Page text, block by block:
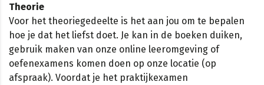
Theorie
Voor het theoriegedeelte is het aan jou om te bepalen
hoe je dat het liefst doet. Je kan in de boeken duiken,
gebruik maken van onze online leeromgeving of
oefenexamens komen doen op onze locatie (op
afspraak). Voordat je het praktijkexamen